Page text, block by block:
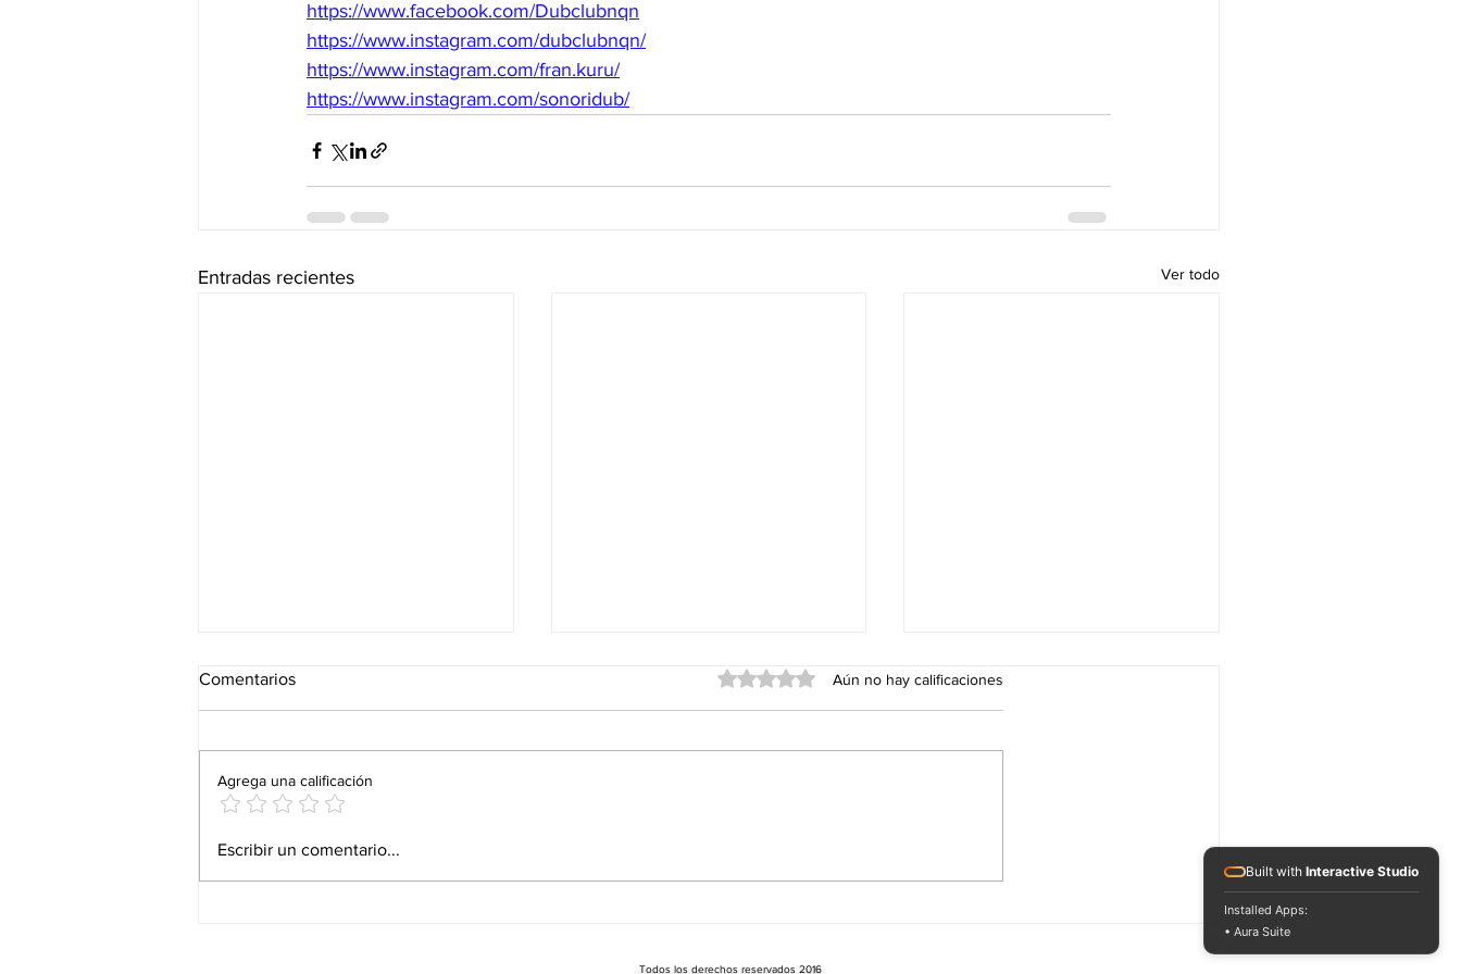
https://www.facebook.com/Dubclubnqn
https://www.instagram.com/dubclubnqn/
https://www.instagram.com/fran.kuru/
https://www.instagram.com/sonoridub/
Entradas recientes Ver todo
"ARIWA SOUNDS".EL
"MAD PROFESSOR": Melodies
_ La 3era Estrella Bar _
Sound " Dub Soundclash
Comentarios Obtuvo 0 de 5 estrellas.
Aún no hay calificaciones
Agrega una calificación
Escribir un comentario...
Todos los derechos reservados 2016
Built with Interactive Studio
Installed Apps:
• Aura Suite